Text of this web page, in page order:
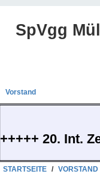
SpVgg
Vorstand
+++++ 20. Int.
STARTSEITE / VORSTAND